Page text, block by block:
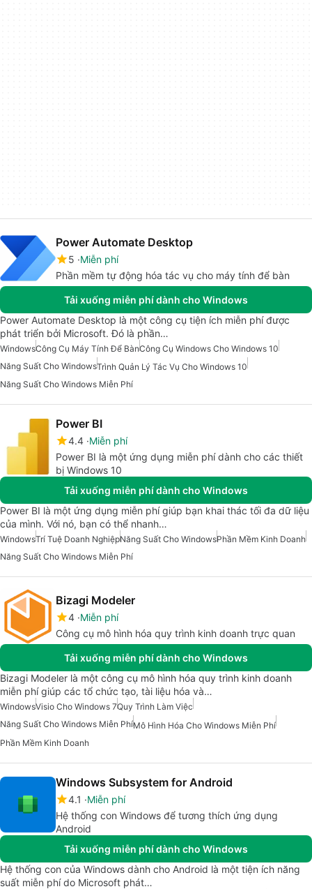
Power Automate Desktop
5 Miễn phí
Phần mềm tự động hóa tác vụ cho máy tính để bàn
Tải xuống miễn phí dành cho Windows
Power Automate Desktop là một công cụ tiện ích miễn phí được
phát triển bởi Microsoft. Đó là phần…
WindowsCông Cụ Máy Tính Để BànCông Cụ Windows Cho Windows 10
Năng Suất Cho WindowsTrình Quản Lý Tác Vụ Cho Windows 10
Năng Suất Cho Windows Miễn Phí
Power BI
4.4 Miễn phí
Power BI là một ứng dụng miễn phí dành cho các thiết
bị Windows 10
Tải xuống miễn phí dành cho Windows
Power BI là một ứng dụng miễn phí giúp bạn khai thác tối đa dữ liệu
của mình. Với nó, bạn có thể nhanh…
WindowsTrí Tuệ Doanh NghiệpNăng Suất Cho WindowsPhần Mềm Kinh Doanh
Năng Suất Cho Windows Miễn Phí
Bizagi Modeler
4 Miễn phí
Công cụ mô hình hóa quy trình kinh doanh trực quan
Tải xuống miễn phí dành cho Windows
Bizagi Modeler là một công cụ mô hình hóa quy trình kinh doanh
miễn phí giúp các tổ chức tạo, tài liệu hóa và…
WindowsVisio Cho Windows 7Quy Trình Làm Việc
Năng Suất Cho Windows Miễn PhíMô Hình Hóa Cho Windows Miễn Phí
Phần Mềm Kinh Doanh
Windows Subsystem for Android
4.1
Miễn phí
Hệ thống con Windows để tương thích ứng dụng
Android
Tải xuống miễn phí dành cho Windows
Hệ thống con của Windows dành cho Android là một tiện ích năng
suất miễn phí do Microsoft phát…